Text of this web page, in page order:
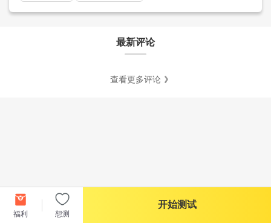
最新评论
查看更多评论
福利 想测
开始测试